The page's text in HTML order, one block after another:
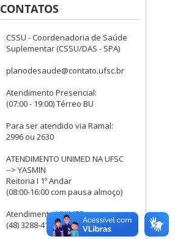
CONTATOS
CSSU - Coordenadoria de Saúde
Suplementar (CSSU/DAS - SPA)
planodesaude@contato.ufsc.br
Atendimento Presencial:
(07:00 - 19:00) Térreo BU
Para ser atendido via Ramal:
2996 ou 2630
ATENDIMENTO UNIMED NA UFSC
--> YASMIN
Reitoria I 1º Andar
(08:00-16:00 com pausa almoço)
Atendimento UNIMED:
(48) 3288-4150